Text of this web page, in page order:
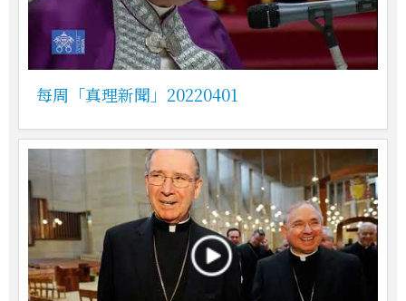
每周「真理新聞」20220401